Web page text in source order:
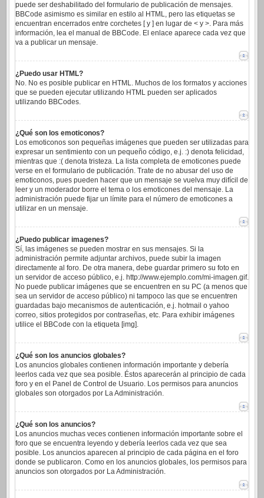
puede ser deshabilitado del formulario de publicación de mensajes.
BBCode asimismo es similar en estilo al HTML, pero las etiquetas se
encuentran encerrados entre corchetes [ y ] en lugar de < y >. Para más
información, lea el manual de BBCode. El enlace aparece cada vez que
va a publicar un mensaje.
¿Puedo usar HTML?
No. No es posible publicar en HTML. Muchos de los formatos y acciones
que se pueden ejecutar utilizando HTML pueden ser aplicados
utilizando BBCodes.
¿Qué son los emoticonos?
Los emoticonos son pequeñas imágenes que pueden ser utilizadas para
expresar un sentimiento con un pequeño código, e.j. :) denota felicidad,
mientras que :( denota tristeza. La lista completa de emoticones puede
verse en el formulario de publicación. Trate de no abusar del uso de
emoticonos, pues pueden hacer que un mensaje se vuelva muy difícil de
leer y un moderador borre el tema o los emoticones del mensaje. La
administración puede fijar un límite para el número de emoticones a
utilizar en un mensaje.
¿Puedo publicar imagenes?
Sí, las imágenes se pueden mostrar en sus mensajes. Si la
administración permite adjuntar archivos, puede subir la imagen
directamente al foro. De otra manera, debe guardar primero su foto en
un servidor de acceso público, e.j. http://www.ejemplo.com/mi-imagen.gif.
No puede publicar imágenes que se encuentren en su PC (a menos que
sea un servidor de acceso público) ni tampoco las que se encuentren
guardadas bajo mecanismos de autenticación, e.j. hotmail o yahoo
correo, sitios protegidos por contraseñas, etc. Para exhibir imágenes
utilice el BBCode con la etiqueta [img].
¿Qué son los anuncios globales?
Los anuncios globales contienen información importante y debería
leerlos cada vez que sea posible. Éstos aparecerán al principio de cada
foro y en el Panel de Control de Usuario. Los permisos para anuncios
globales son otorgados por La Administración.
¿Qué son los anuncios?
Los anuncios muchas veces contienen información importante sobre el
foro que se encuentra leyendo y debería leerlos cada vez que sea
posible. Los anuncios aparecen al principio de cada página en el foro
donde se publicaron. Como en los anuncios globales, los permisos para
anuncios son otorgados por La Administración.